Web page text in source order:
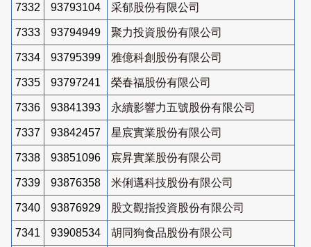
7332 93793104 采郁股份有限公司
7333 93794949 聚力投資股份有限公司
7334 93795399 雅億科創股份有限公司
7335 93797241 榮春福股份有限公司
7336 93841393 永續影響力五號股份有限公司
7337 93842457 星宸實業股份有限公司
7338 93851096 宸昇實業股份有限公司
7339 93876358 米俐邁科技股份有限公司
7340 93876929 股文觀指投資股份有限公司
7341 93908534 胡同狗食品股份有限公司